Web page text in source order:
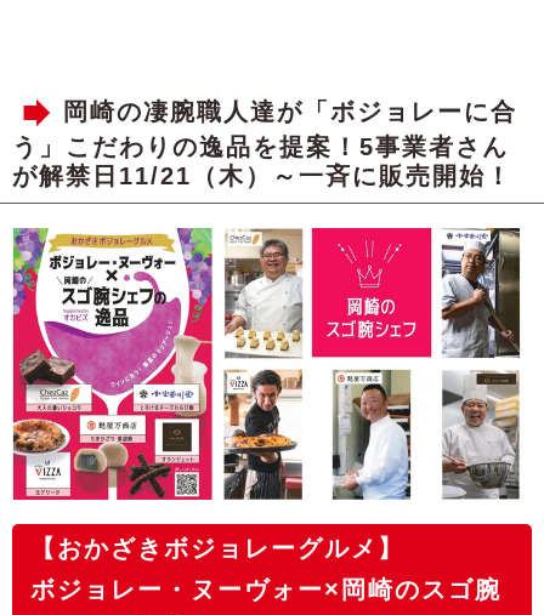
岡崎の凄腕職人達が「ボジョレーに合
う」こだわりの逸品を提案！5事業者さん
が解禁日11/21（木）～一斉に販売開始！
【おかざきボジョレーグルメ】
ボジョレー・ヌーヴォー×岡崎のスゴ腕